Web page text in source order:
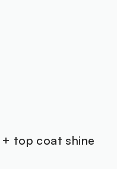
top coat shine